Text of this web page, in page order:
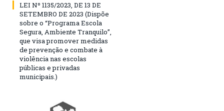
LEI Nº 1135/2023, DE 13 DE
SETEMBRO DE 2023 (Dispõe
sobre o “Programa Escola
Segura, Ambiente Tranquilo”,
que visa promover medidas
de prevenção e combate à
violência nas escolas
públicas e privadas
municipais.)